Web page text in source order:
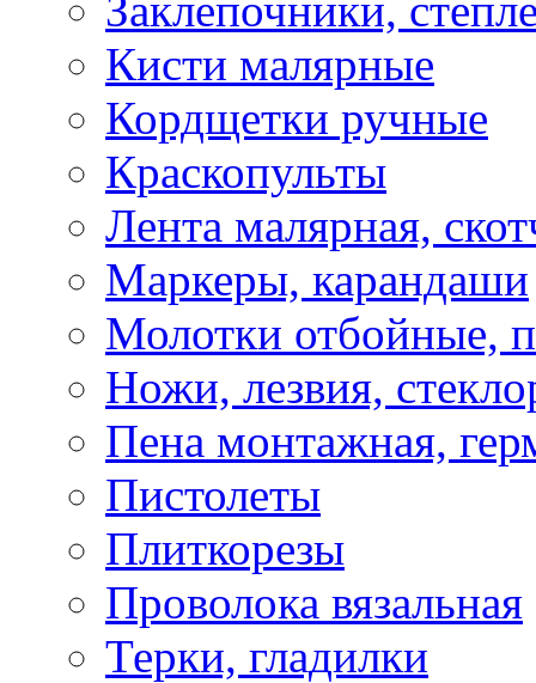
Кисти малярные
Кордщетки ручные
Краскопульты
Лента малярная,
Маркеры, карандаши
Молотки отбойные,
Ножи, лезвия,
Пена монтажная,
Пистолеты
Плиткорезы
Проволока вязальная
Терки, гладилки